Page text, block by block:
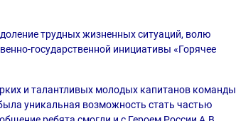
трудных жизненных ситуаций, волю
государственной инициативы «Горячее
и талантливых молодых капитанов команды
уникальная возможность стать частью